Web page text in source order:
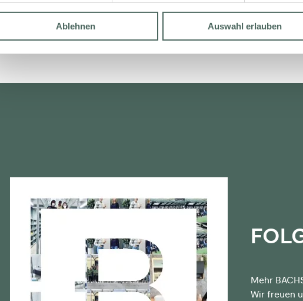
Ablehnen Auswahl erlauben
Mehr
Wir freuen